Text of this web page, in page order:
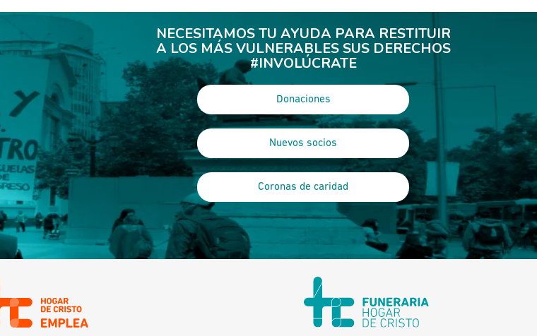
NECESITAMOS TU AYUDA PARA RESTITUIR
A LOS MÁS VULNERABLES SUS DERECHOS
#INVOLÚCRATE
Donaciones
Nuevos socios
Coronas de caridad